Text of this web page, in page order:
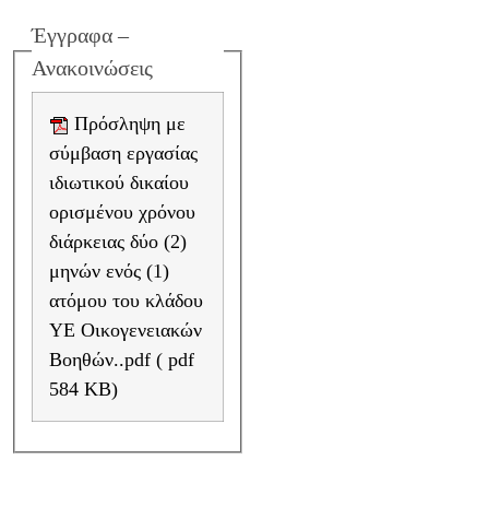
Έγγραφα –
Ανακοινώσεις
σύμβαση εργασίας
ιδιωτικού δικαίου
ορισμένου χρόνου
διάρκειας δύο (2)
μηνών ενός (1)
ατόμου του κλάδου
ΥΕ Οικογενειακών
Βοηθών..pdf ( pdf
584 KB)